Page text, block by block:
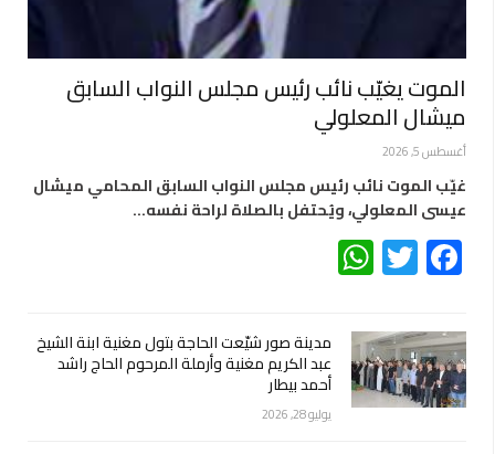
الموت يغيّب نائب رئيس مجلس النواب السابق
ميشال المعلولي
أغسطس 5, 2026
غيّب الموت نائب رئيس مجلس النواب السابق المحامي ميشال
عيسى المعلولي، ويُحتفل بالصلاة لراحة نفسه…
Facebook
Twitter
مدينة صور شيّعت الحاجة بتول مغنية ابنة الشيخ
عبد الكريم مغنية وأرملة المرحوم الحاج راشد
أحمد بيطار
يوليو 28, 2026